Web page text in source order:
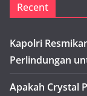
Recent
Kapolri
Perlindungan
Apakah Crystal